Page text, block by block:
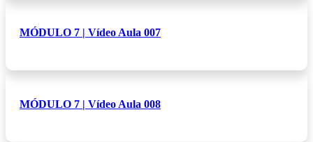
MÓDULO 7 | Vídeo Aula 007
MÓDULO 7 | Vídeo Aula 008